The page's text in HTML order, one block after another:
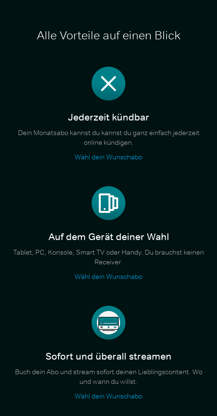
Alle Vorteile auf einen Blick
Jederzeit kündbar
Dein Monatsabo kannst du kannst du ganz einfach jederzeit
online kündigen.
Wähl dein Wunschabo
Auf dem Gerät deiner Wahl
Tablet, PC, Konsole, Smart TV oder Handy. Du brauchst keinen
Receiver.
Wähl dein Wunschabo
Sofort und überall streamen
Buch dein Abo und stream sofort deinen Lieblingscontent. Wo
und wann du willst.
Wähl dein Wunschabo